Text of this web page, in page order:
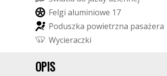
Felgi aluminiowe 17
Poduszka powietrzna pasażera
Wycieraczki
OPIS